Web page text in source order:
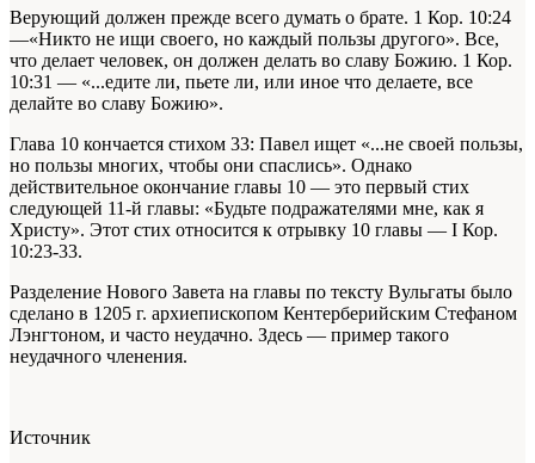
Верующий должен прежде всего думать о брате. 1 Кор. 10:24
—«Никто не ищи своего, но каждый пользы другого». Все,
что делает человек, он должен делать во славу Божию. 1 Кор.
10:31 — «...едите ли, пьете ли, или иное что делаете, все
делайте во славу Божию».
Глава 10 кончается стихом 33: Павел ищет «...не своей пользы,
но пользы многих, чтобы они спаслись». Однако
действительное окончание главы 10 — это первый стих
следующей 11-й главы: «Будьте подражателями мне, как я
Христу». Этот стих относится к отрывку 10 главы — I Кор.
10:23-33.
Разделение Нового Завета на главы по тексту Вульгаты было
сделано в 1205 г. архиепископом Кентерберийским Стефаном
Лэнгтоном, и часто неудачно. Здесь — пример такого
неудачного членения.
Источник